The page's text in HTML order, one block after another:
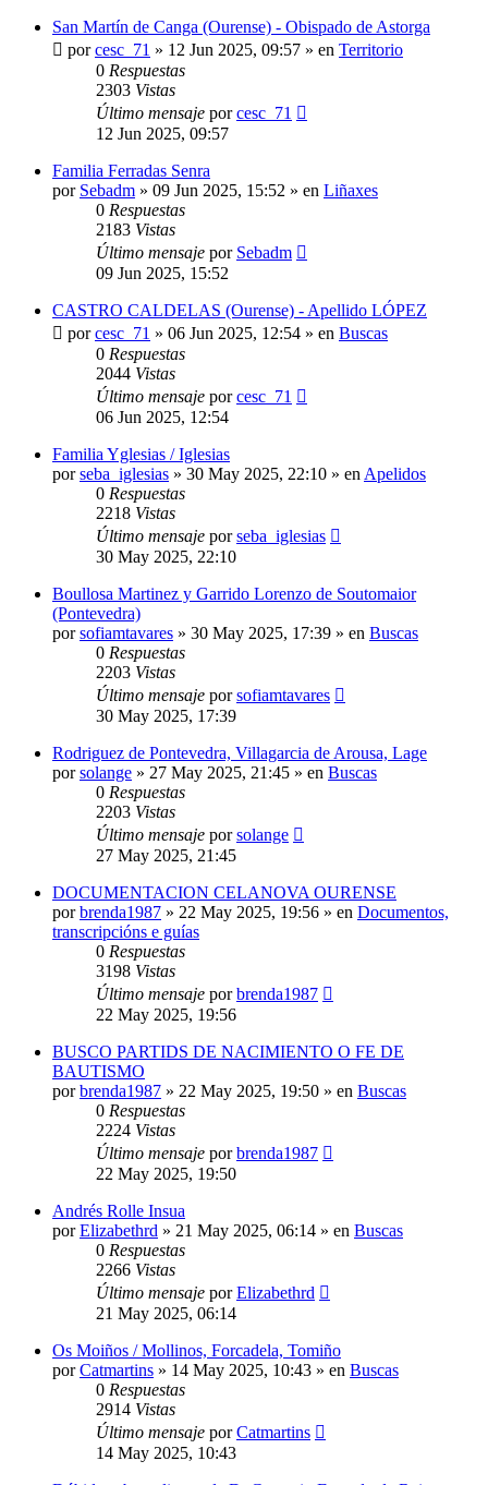
San Martín de Canga (Ourense) - Obispado de Astorga
porcesc_71 » 12 Jun 2025, 09:57 » en Territorio
0 Respuestas
2303 Vistas
Último mensaje porcesc_71
12 Jun 2025, 09:57
Familia Ferradas Senra
por Sebadm » 09 Jun 2025, 15:52 » en Liñaxes
0 Respuestas
2183 Vistas
Último mensaje por Sebadm
09 Jun 2025, 15:52
CASTRO CALDELAS (Ourense) - Apellido LÓPEZ
porcesc_71 » 06 Jun 2025, 12:54 » en Buscas
0 Respuestas
2044 Vistas
Último mensaje porcesc_71
06 Jun 2025, 12:54
Familia Yglesias / Iglesias
porseba_iglesias » 30 May 2025, 22:10 » en Apelidos
0 Respuestas
2218 Vistas
Último mensaje porseba_iglesias
30 May 2025, 22:10
Boullosa Martinez y Garrido Lorenzo de Soutomaior
(Pontevedra)
porsofiamtavares » 30 May 2025, 17:39 » en Buscas
0 Respuestas
2203 Vistas
Último mensaje porsofiamtavares
30 May 2025, 17:39
Rodriguez de Pontevedra, Villagarcia de Arousa, Lage
porsolange » 27 May 2025, 21:45 » en Buscas
0 Respuestas
2203 Vistas
Último mensaje porsolange
27 May 2025, 21:45
DOCUMENTACION CELANOVA OURENSE
porbrenda1987 » 22 May 2025, 19:56 » en Documentos,
transcripcións e guías
0 Respuestas
3198 Vistas
Último mensaje porbrenda1987
22 May 2025, 19:56
BUSCO PARTIDS DE NACIMIENTO O FE DE
BAUTISMO
porbrenda1987 » 22 May 2025, 19:50 » en Buscas
0 Respuestas
2224 Vistas
Último mensaje porbrenda1987
22 May 2025, 19:50
Andrés Rolle Insua
porElizabethrd » 21 May 2025, 06:14 » en Buscas
0 Respuestas
2266 Vistas
Último mensaje porElizabethrd
21 May 2025, 06:14
Os Moiños / Mollinos, Forcadela, Tomiño
porCatmartins » 14 May 2025, 10:43 » en Buscas
0 Respuestas
2914 Vistas
Último mensaje porCatmartins
14 May 2025, 10:43